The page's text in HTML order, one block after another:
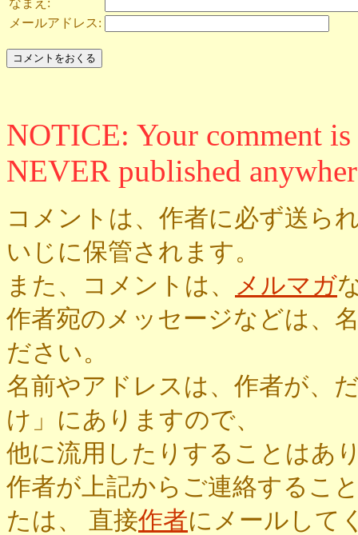
メールアドレス:
NOTICE: Your comment
NEVER published
コメントは、作者に必ず送ら
いじに保管されます。
また、コメントは、
メルマガ
作者宛のメッセージなどは、
ださい。
名前やアドレスは、作者が、
け」にありますので、
他に流用したりすることはあ
作者が上記からご連絡するこ
たは、 直接作者にメールして